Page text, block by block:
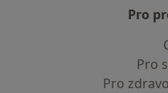
Pro
Pro
Pro